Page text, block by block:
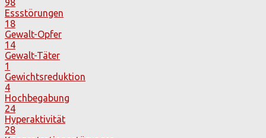
98
Essstörungen
18
Gewalt-Opfer
14
Gewalt-Täter
1
Gewichtsreduktion
4
Hochbegabung
24
Hyperaktivität
28